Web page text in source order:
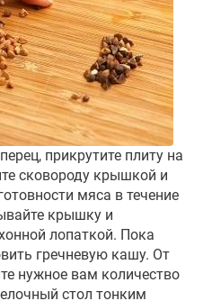
прикрутите плиту на
сковороду крышкой и
мяса в течение
крышку и
лопаткой. Пока
гречневую кашу. От
нужное вам количество
стол тонким